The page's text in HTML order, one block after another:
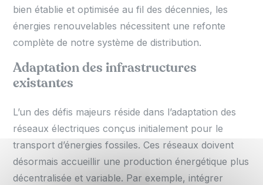
bien établie et optimisée au fil des décennies, les
énergies renouvelables nécessitent une refonte
complète de notre système de distribution.
Adaptation des infrastructures
existantes
L’un des défis majeurs réside dans l’adaptation des
réseaux électriques conçus initialement pour le
transport d’énergies fossiles. Ces réseaux doivent
désormais accueillir une production énergétique plus
décentralisée et variable. Par exemple, intégrer